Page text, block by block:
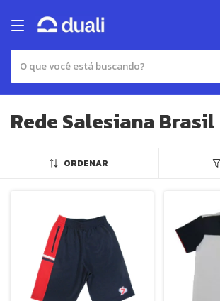
Rede Salesiana Brasil
ORDENAR